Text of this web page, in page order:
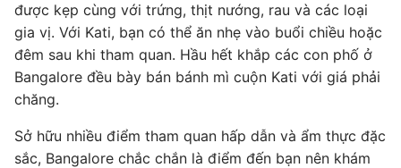
được kẹp cùng với trứng, thịt nướng, rau và các loại
gia vị. Với Kati, bạn có thể ăn nhẹ vào buổi chiều hoặc
đêm sau khi tham quan. Hầu hết khắp các con phố ở
Bangalore đều bày bán bánh mì cuộn Kati với giá phải
chăng.
Sở hữu nhiều điểm tham quan hấp dẫn và ẩm thực đặc
sắc, Bangalore chắc chắn là điểm đến bạn nên khám